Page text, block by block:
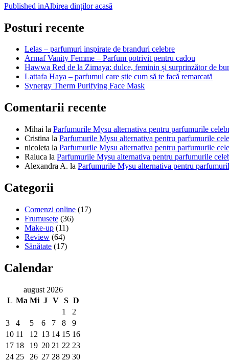
Navigare
în
articole
Published inAlbirea dinților acasă
Posturi recente
Lelas – parfumuri inspirate de branduri celebre
Armaf Vanity Femme – Parfum potrivit pentru cadou
Hawwa Red de la Zimaya: dulce, feminin și surprinzător de
Lattafa Haya – parfumul care știe cum să te facă remarcată
Synergy Therm Purifying Face Mask
Comentarii recente
Mihai la Parfumurile Mysu alternativa pentru parfumurile
Cristina la Parfumurile Mysu alternativa pentru parfumurile
nicoleta la Parfumurile Mysu alternativa pentru parfumurile
Raluca la Parfumurile Mysu alternativa pentru parfumurile
Alexandra A. la Parfumurile Mysu alternativa pentru
Categorii
Comenzi online (17)
Frumusețe (36)
Make-up (11)
Review (64)
Sănătate (17)
Calendar
august 2026
L Ma Mi J V S D
1
2
3
4 5 6 7 8
9
10 11 12 13 14 15 16
17 18 19 20 21 22 23
24 25 26 27 28 29 30